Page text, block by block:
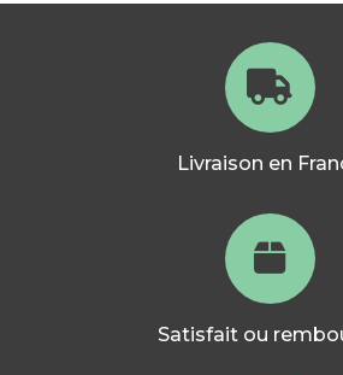
Livraison en
Satisfait ou